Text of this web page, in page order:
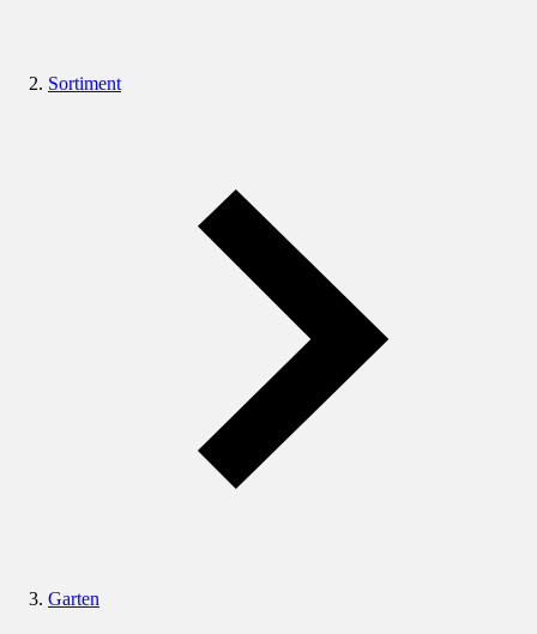
Sortiment
Garten